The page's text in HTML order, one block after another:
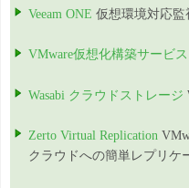
Veeam ONE 仮想環境対応監
VMware仮想化構築サービス
Wasabi クラウドストレージ
Zerto Virtual Replication
クラウドへの簡単レプリケ